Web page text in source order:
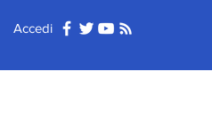
Accedi